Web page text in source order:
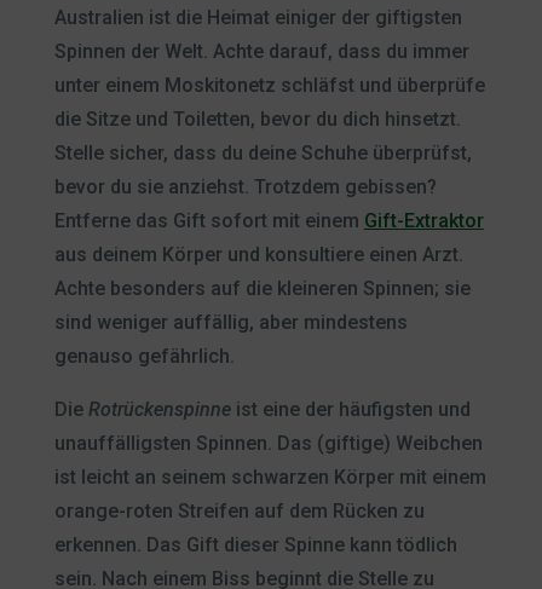
Australien ist die Heimat einiger der giftigsten
Spinnen der Welt. Achte darauf, dass du immer
unter einem Moskitonetz schläfst und überprüfe
die Sitze und Toiletten, bevor du dich hinsetzt.
Stelle sicher, dass du deine Schuhe überprüfst,
bevor du sie anziehst. Trotzdem gebissen?
Entferne das Gift sofort mit einem Gift-Extraktor
aus deinem Körper und konsultiere einen Arzt.
Achte besonders auf die kleineren Spinnen; sie
sind weniger auffällig, aber mindestens
genauso gefährlich.
Die Rotrückenspinneist eine der häufigsten und
unauffälligsten Spinnen. Das (giftige) Weibchen
ist leicht an seinem schwarzen Körper mit einem
orange-roten Streifen auf dem Rücken zu
erkennen. Das Gift dieser Spinne kann tödlich
sein. Nach einem Biss beginnt die Stelle zu